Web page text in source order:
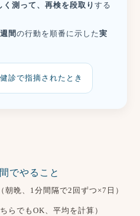
く測って、再検を段取りする
間 の行動を順番に示した実
健診で指摘されたとき
でやること
（朝晩、1分間隔で2回ずつ×7日）
らでもOK、平均を計算）